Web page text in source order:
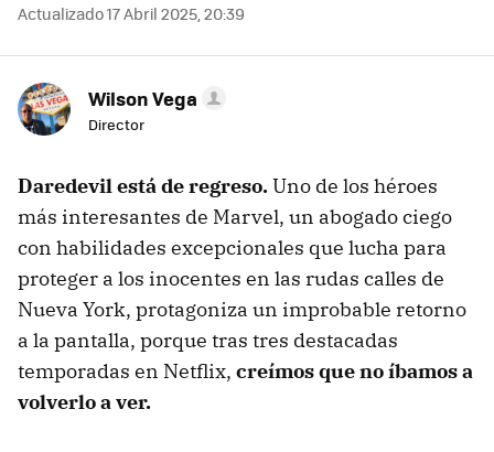
Actualizado 17 Abril 2025, 20:39
Wilson Vega
Director
Daredevil está de regreso.Uno de los héroes
más interesantes de Marvel, un abogado ciego
con habilidades excepcionales que lucha para
proteger a los inocentes en las rudas calles de
Nueva York, protagoniza un improbable retorno
a la pantalla, porque tras tres destacadas
temporadas en Netflix, creímos que no íbamos a
volverlo a ver.